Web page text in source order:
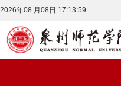
2026年08 月08日 17:13:59